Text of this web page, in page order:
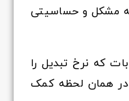
مشکل و حساسیتی
که نرخ تبدیل را
همان لحظه کمک